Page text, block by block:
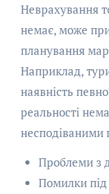
Неврахування
немає, може
планування
Наприклад,
наявність
реальності
несподіваними
Проблеми з
Помилки під